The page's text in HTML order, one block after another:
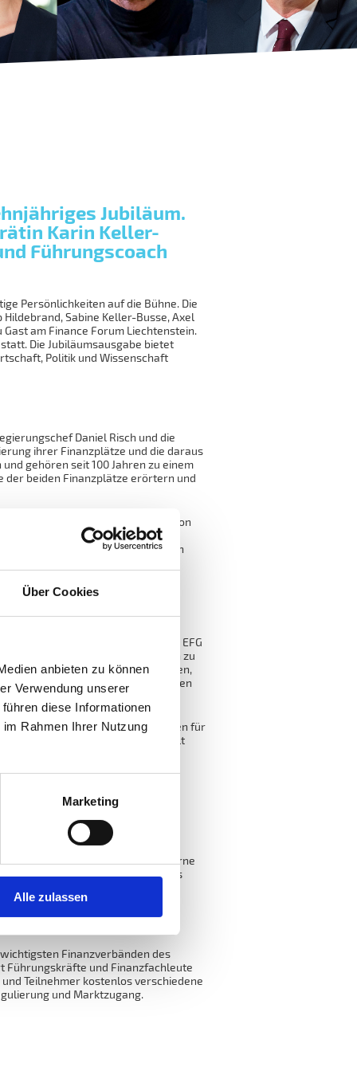
Über Cookies
anbieten zu können
Verwendung unserer
diese Informationen
Rahmen Ihrer Nutzung
Marketing
Alle zulassen
Jubiläum.
Karin Keller-
Führungscoach
Persönlichkeiten auf die Bühne. Die
Sabine Keller-Busse, Axel
am Finance Forum Liechtenstein.
Die Jubiläumsausgabe bietet
Politik und Wissenschaft
Daniel Risch und die
ihrer Finanzplätze und die daraus
gehören seit 100 Jahren zu einem
der beiden Finanzplätze erörtern und
Nach einem Impuls von
der deutsche Ökonom Peter
Wirtschaftsweise der deutschen
Giorgio Pradelli ist CEO der EFG
Franken Kundenvermögen zu
Pradelli wird darauf eingehen,
auf die Finanzbranche auswirken
die Erfolgsfaktoren für
Mario Frick, Rechtsanwalt
der Universität St. Gallen und
coacht internationale Grosskonzerne
er auf, was Champions anders
Finanzverbänden des
und Finanzfachleute
Teilnehmer kostenlos verschiedene
und Marktzugang.